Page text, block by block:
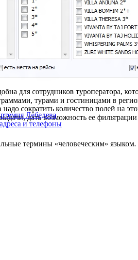
для сотрудников туроператора,
турами и гостиницами в
сократить количество полей на
дать возможность ее
термины «человеческим» языком.
Лебедева
адреса и телефоны